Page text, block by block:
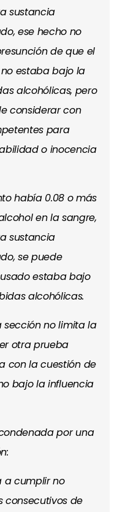
sustancia
ese hecho no
de que el
estaba bajo la
alcohólicas, pero
considerar con
para
o inocencia
había 0.08 o más
en la sangre,
sustancia
se puede
estaba bajo
alcohólicas.
sección no limita la
otra prueba
con la cuestión de
bajo la influencia
por una
a cumplir no
consecutivos de